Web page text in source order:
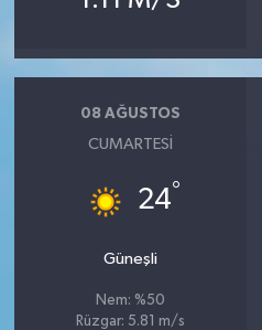
08 AĞUSTOS
CUMARTESI
24°
Güneşli
Nem: %50
Rüzgar: 5.81 m/s